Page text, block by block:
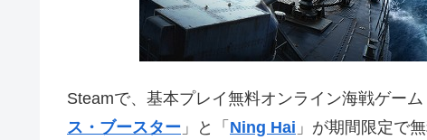
Steamで、基本プレイ無料オンライン海戦ゲーム
ス・ブースター 」と「 Ning Hai 」 が期間限定で